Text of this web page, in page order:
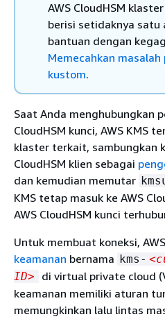
AWS CloudHSM
berisi setidaknya satu
bantuan dengan
Memecahkan
kustom.
Saat Anda menghubungkan
CloudHSM kunci, AWS KMS
klaster terkait, sambungkan
CloudHSM klien sebagai
dan kemudian memutar
KMS tetap masuk ke AWS
AWS CloudHSM kunci
Untuk membuat koneksi,
keamanan bernama kms-
ID>
di virtual private cloud
keamanan memiliki aturan
memungkinkan lalu lintas